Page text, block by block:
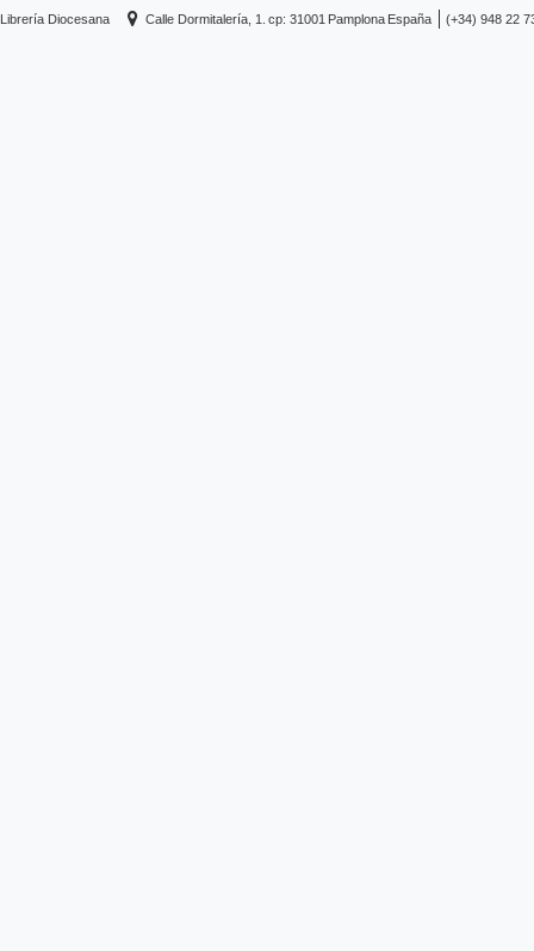
Librería Diocesana Calle Dormitalería, 1. cp: 31001 Pamplona España (+34) 948 22